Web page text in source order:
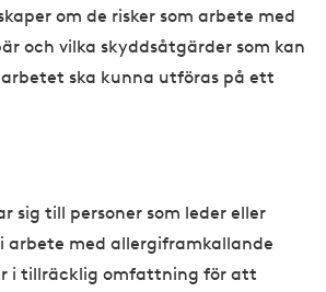
om de risker som arbete med
och vilka skyddsåtgärder som kan
ska kunna utföras på ett
sig till personer som leder eller
arbete med allergiframkallande
i tillräcklig omfattning för att